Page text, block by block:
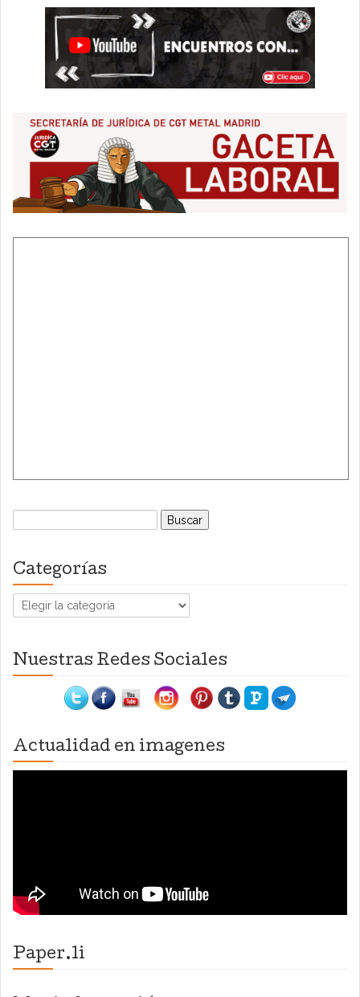
Buscar:
Categorías
Categorías
Nuestras Redes Sociales
Actualidad en imagenes
Paper.li